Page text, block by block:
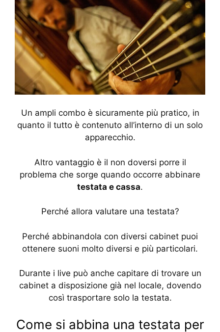
Un ampli combo è sicuramente più pratico, in
quanto il tutto è contenuto all’interno di un solo
apparecchio.
Altro vantaggio è il non doversi porre il
problema che sorge quando occorre abbinare
testata e cassa.
Perché allora valutare una testata?
Perché abbinandola con diversi cabinet puoi
ottenere suoni molto diversi e più particolari.
Durante i live può anche capitare di trovare un
cabinet a disposizione già nel locale, dovendo
così trasportare solo la testata.
Come si abbina una testata per